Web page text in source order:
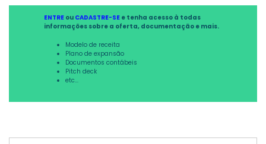
ENTREou CADASTRE-SEe tenha acesso à todas
informações sobre a oferta, documentação e mais.
Modelo de receita
Plano de expansão
Documentos contábeis
Pitch deck
etc...